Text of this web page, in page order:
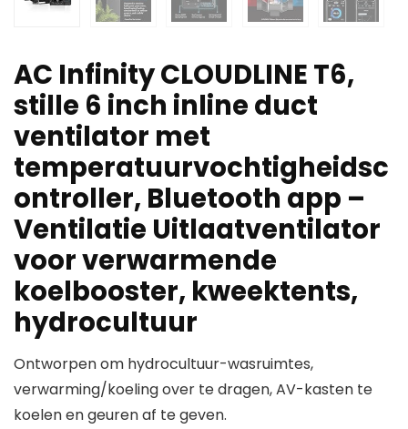
AC Infinity CLOUDLINE T6,
stille 6 inch inline duct
ventilator met
temperatuurvochtigheidsc
ontroller, Bluetooth app –
Ventilatie Uitlaatventilator
voor verwarmende
koelbooster, kweektents,
hydrocultuur
Ontworpen om hydrocultuur-wasruimtes,
verwarming/koeling over te dragen, AV-kasten te
koelen en geuren af te geven.